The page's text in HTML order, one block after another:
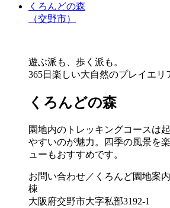
くろんどの森
（交野市）
遊ぶ派も、歩く派も。
365日楽しい大自然のプレイエリ
くろんどの森
園地内のトレッキングコースは
やすいのが魅力。四季の風景を
ューもおすすめです。
お問い合わせ／くろんど園地案
棟
大阪府交野市大字私部3192-1